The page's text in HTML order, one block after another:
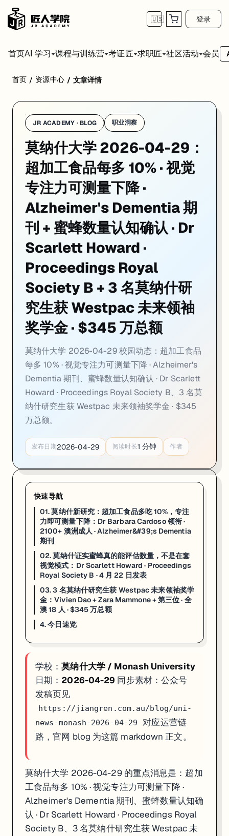
🇺🇸 登录
首页AI 学习 课程与训练营 考证匠 求职匠 社区活动 会员
学校：莫纳什大学 / Monash University
莫纳什大学 2026-04-29 的重点消息是：超加工食品每多 10% · 视觉
01. 莫纳什新研究：超加工食品多吃 10%，专
：莫纳什大学Dr Barbara Cardoso 联合圣保罗大学、迪肯大学
研究设计：横断面研究，纳入 Healthy Brain Project（HBP）队列中
核心发现：UPF 摄入增加 → 视觉专注力下降
：这是澳洲迄今该年龄群最大规模的此类研究；「哪怕整
来源：
Monash University News · 2026-04-25
02. 莫纳什证实蜜蜂真的能评估数量，不是在
：莫纳什大学生物科学学院Dr Scarlett Howard
学界争议背景
：此前批评者认为蜜蜂「数量认知」实验设计有缺陷——
：从蜜蜂自身的感官约束出发
重新设计实验刺激物，系统排
方法论贡献：研究提出一条铁律： 评估动物认知能力时，必须从动物自
来源： Mirage News · Monash University · 2026-04-22
03. 3 名莫纳什研究生获 Westpac 未来领袖奖
：莫纳什大学3 名研究生入选2026 年 Westpac Future
（辅导学硕士）——为东南亚裔澳洲人开发
奖学金价值：Westpac Future Leaders 是澳洲研究奖学金中竞争最激
：面向硕士 + 博士层级研究生，评审看重的是
来源：Monash University News · 2026
4. 今日速览
超加工食品 → 专注力下降
蜜蜂真的懂数量评估：Dr Scarlett Howard，Proceedings Royal
Westpac 未来领袖 3 人 ：Vivien Dao（东南亚心理健康）+
如果你在看 MONASH 的申请、奖学金或研究机会，这篇可以直接当作
首页 / 资源中心 / 文章详情
JR ACADEMY · BLOG 职业洞察
莫纳什大学 2026-04-29：
超加工食品每多 10% · 视觉
专注力可测量下降 ·
Alzheimer's Dementia 期
刊 + 蜜蜂数量认知确认 · Dr
Scarlett Howard ·
Proceedings Royal
Society B + 3 名莫纳什研
究生获 Westpac 未来领袖
奖学金 · $345 万总额
莫纳什大学 2026-04-29 校园动态：超加工食品
每多 10% · 视觉专注力可测量下降 · Alzheimer's
Dementia 期刊、蜜蜂数量认知确认 · Dr Scarlett
Howard · Proceedings Royal Society B、3 名莫
纳什研究生获 Westpac 未来领袖奖学金 · $345
万总额。
发布日期2026-04-29 阅读时长1 分钟 作者
快速导航
01. 莫纳什新研究：超加工食品多吃 10%，专注
力即可测量下降：Dr Barbara Cardoso 领衔 ·
2100+ 澳洲成人 · Alzheimer&#39;s Dementia
期刊
02. 莫纳什证实蜜蜂真的能评估数量，不是在套
视觉模式：Dr Scarlett Howard · Proceedings
Royal Society B · 4 月 22 日发表
03. 3 名莫纳什研究生获 Westpac 未来领袖奖学
金：Vivien Dao + Zara Mammone + 第三位 · 全
澳 18 人 · $345 万总额
4. 今日速览
学校：莫纳什大学 / Monash University
日期： 2026-04-29 同步素材：公众号
发稿页见
https://jiangren.com.au/blog/uni-
news-monash-2026-04-29
对应运营链
路，官网 blog 为这篇 markdown 正文。
莫纳什大学 2026-04-29 的重点消息是：超加
工食品每多 10% · 视觉专注力可测量下降 ·
Alzheimer's Dementia 期刊、蜜蜂数量认知确
认 · Dr Scarlett Howard · Proceedings Royal
Society B、3 名莫纳什研究生获 Westpac 未